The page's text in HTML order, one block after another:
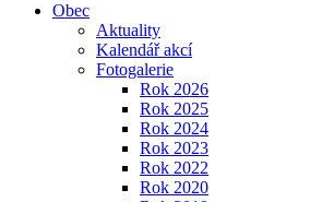
Obec
Aktuality
Kalendář akcí
Fotogalerie
Rok 2026
Rok 2025
Rok 2024
Rok 2023
Rok 2022
Rok 2020